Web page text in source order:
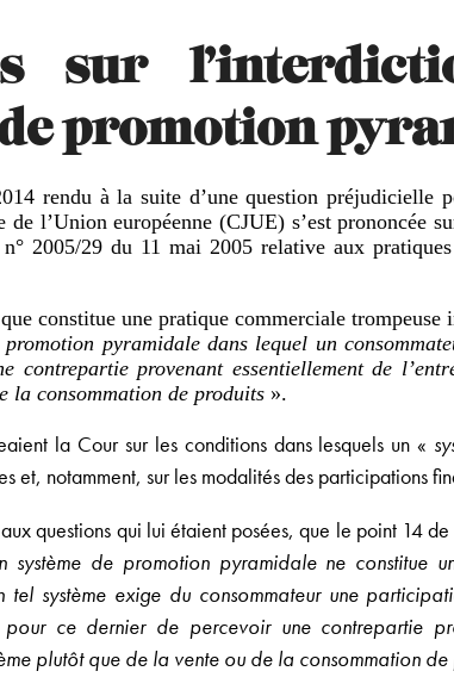
sur
promotion
rendu à la suite d’une question préjudicielle
l’Union européenne (CJUE) s’est prononcée
2005/29 du 11 mai 2005 relative aux pratiques
constitue une pratique commerciale trompeuse
promotion pyramidale dans lequel un
contrepartie provenant essentiellement de
la consommation de produits ».
la Cour sur les conditions dans lesquels un «
et, notamment, sur les modalités des participations
questions qui lui étaient posées, que le point 14
système de promotion pyramidale ne constitue
tel système exige du consommateur une
ce dernier de percevoir une contrepartie
plutôt que de la vente ou de la consommation